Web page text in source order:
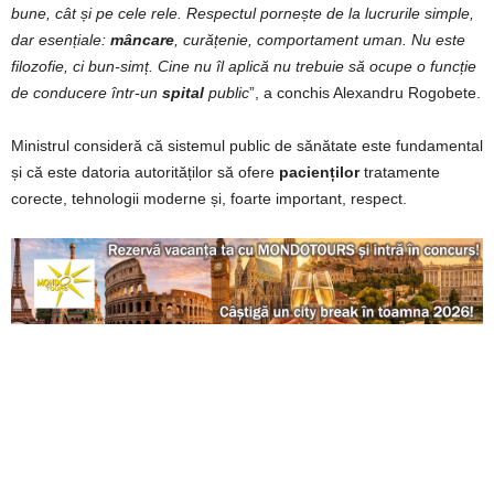
bune, cât și pe cele rele. Respectul pornește de la lucrurile simple,
dar esențiale: mâncare , curățenie, comportament uman. Nu este
filozofie, ci bun-simț. Cine nu îl aplică nu trebuie să ocupe o funcție
de conducere într-un spital public”, a conchis Alexandru Rogobete.
Ministrul consideră că sistemul public de sănătate este fundamental
și că este datoria autorităților să ofere paciențilortratamente
corecte, tehnologii moderne și, foarte important, respect.